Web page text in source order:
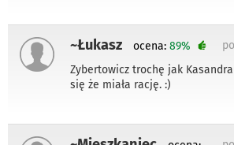
~Łukasz ocena: 89%
Zybertowicz trochę jak Kasandra
się że miała rację. :)